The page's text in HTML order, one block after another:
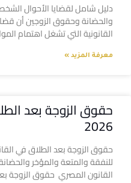
دليل شامل لقضايا الأحوال
والحضانة وحقوق الزوجين أن
القانونية التي تشغل اهتمام
معرفة المزيد »
حقوق الزوجة بعد
2026
للنفقة والمتعة والمؤخر
القانون المصري حقوق الزوجة